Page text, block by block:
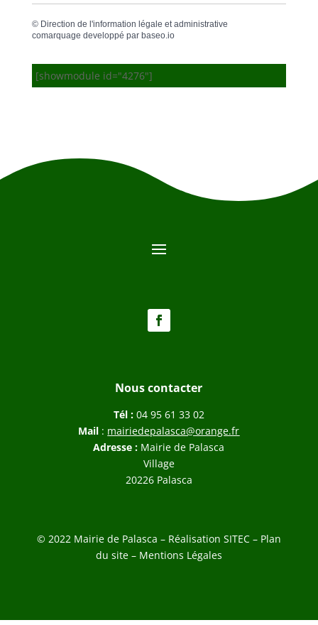
© Direction de l'information légale et administrative
comarquage developpé par baseo.io
[showmodule id="4276"]
Nous contacter
Tél : 04 95 61 33 02
Mail : mairiedepalasca@orange.fr
Adresse : Mairie de Palasca
Village
20226 Palasca
© 2022 Mairie de Palasca – Réalisation SITEC– Plan
du site – Mentions Légales